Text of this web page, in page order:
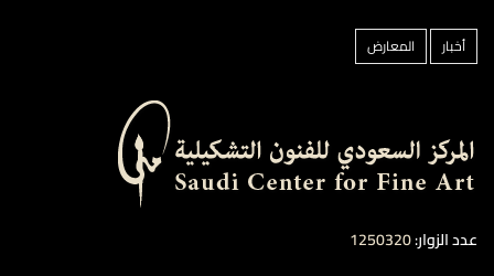
أخبار المعارض
عدد الزوار:1250320